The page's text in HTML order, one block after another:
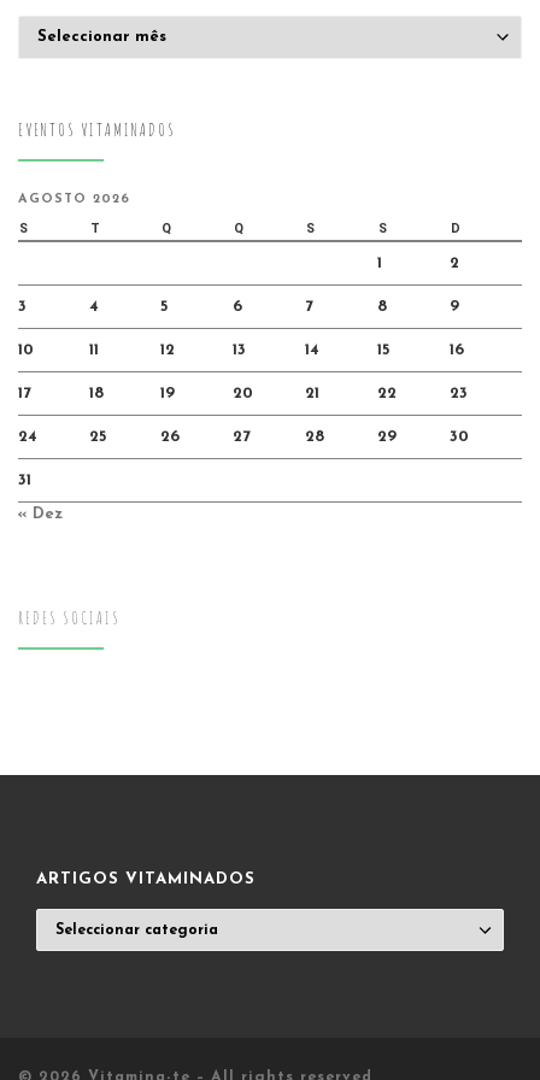
EVENTOS VITAMINADOS
AGOSTO 2026
S T Q Q S S D
1 2
3 4 5 6 7 8 9
10 11 12 13 14 15 16
17 18 19 20 21 22 23
24 25 26 27 28 29 30
31
« Dez
REDES SOCIAIS
ARTIGOS VITAMINADOS
VITAMINADOS